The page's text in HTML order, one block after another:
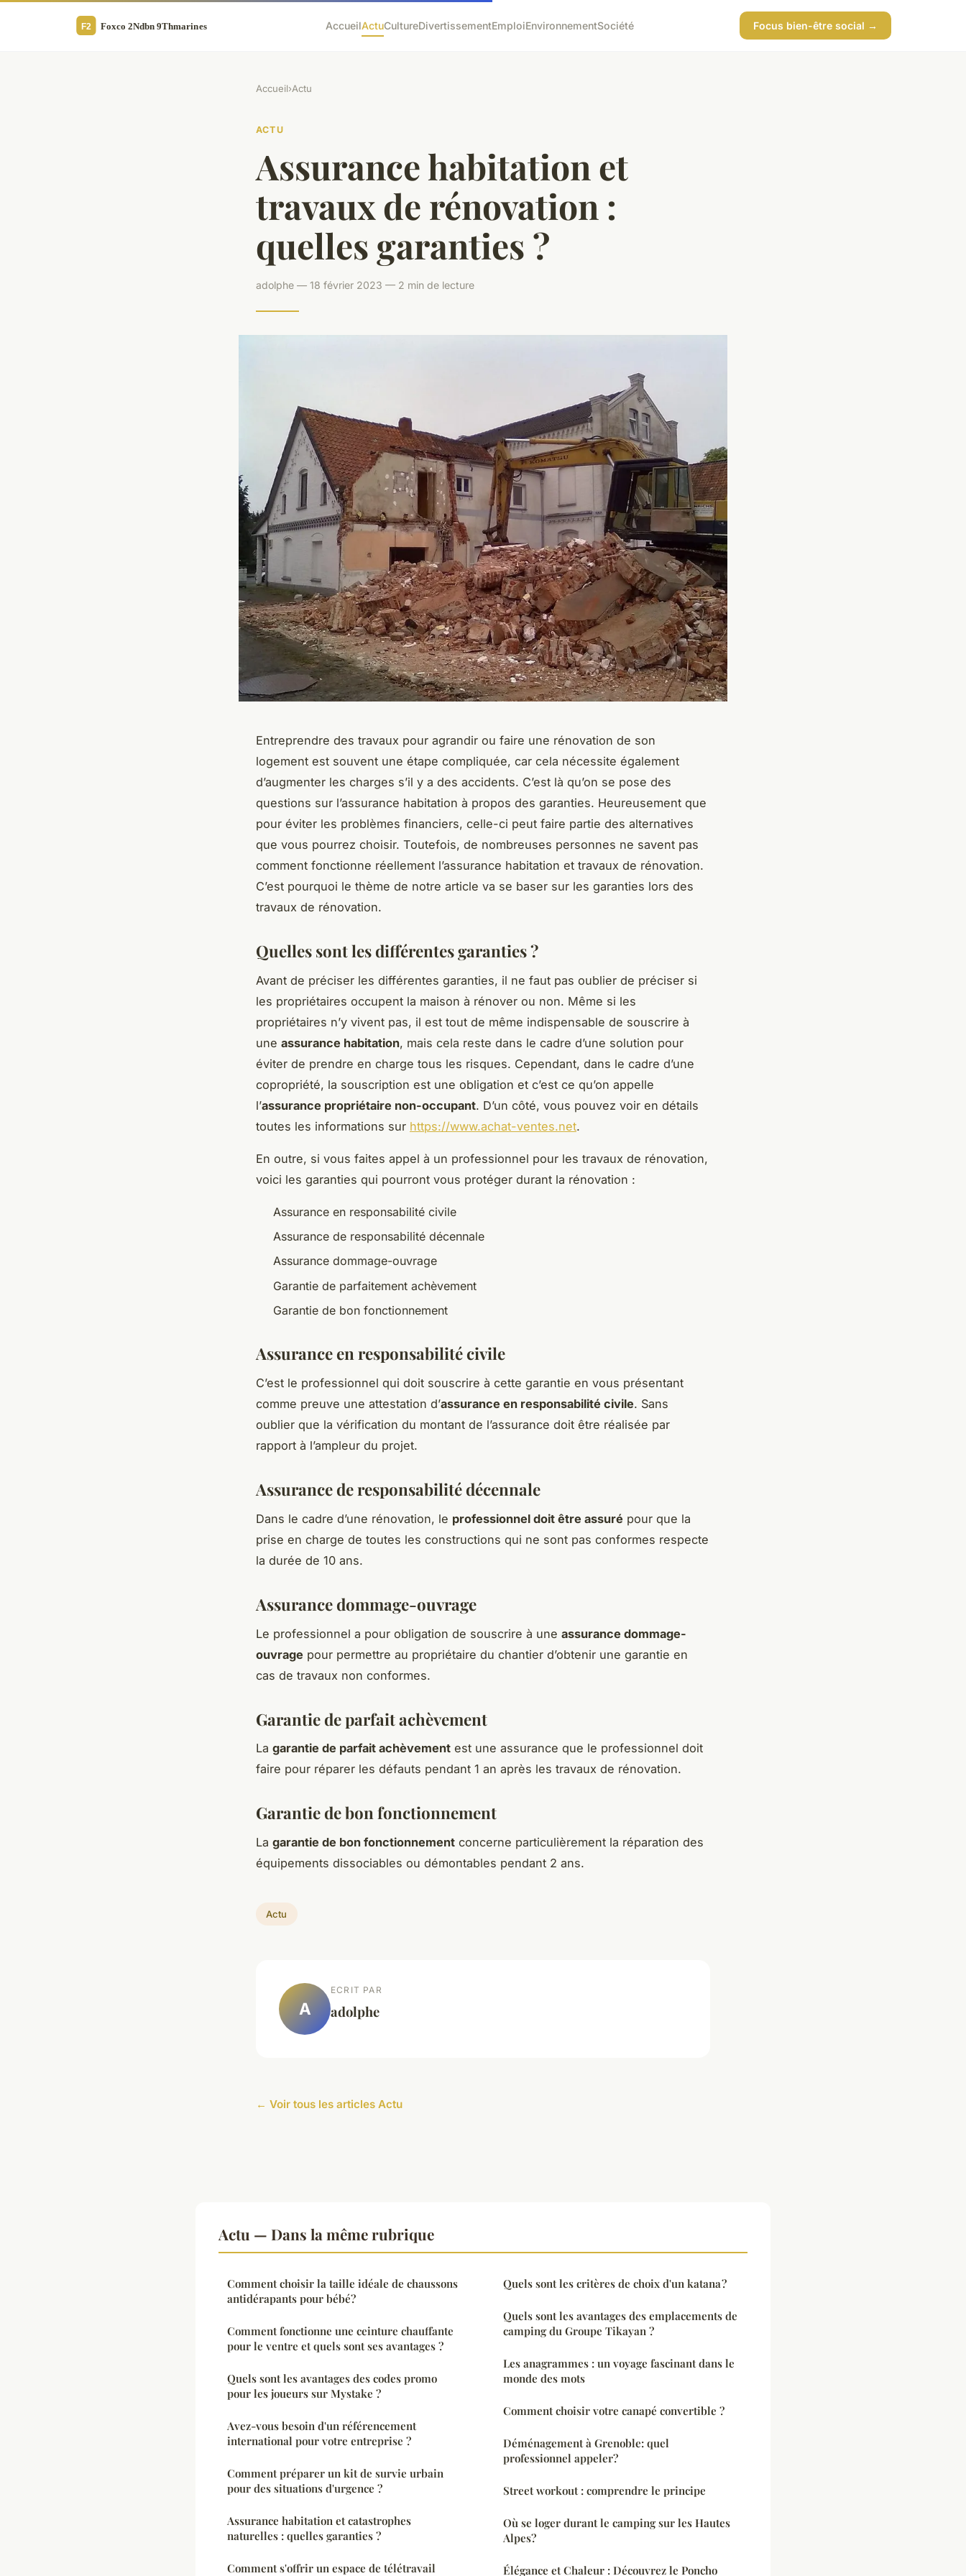
AccueilActuCultureDivertissementEmploiEnvironnementSociété Focus bien-être social →
Accueil›Actu
ACTU
Assurance habitation et
travaux de rénovation :
quelles garanties ?
adolphe — 18 février 2023 — 2 min de lecture
Entreprendre des travaux pour agrandir ou faire une rénovation de son
logement est souvent une étape compliquée, car cela nécessite également
d’augmenter les charges s’il y a des accidents. C’est là qu’on se pose des
questions sur l’assurance habitation à propos des garanties. Heureusement que
pour éviter les problèmes financiers, celle-ci peut faire partie des alternatives
que vous pourrez choisir. Toutefois, de nombreuses personnes ne savent pas
comment fonctionne réellement l’assurance habitation et travaux de rénovation.
C’est pourquoi le thème de notre article va se baser sur les garanties lors des
travaux de rénovation.
Quelles sont les différentes garanties ?
Avant de préciser les différentes garanties, il ne faut pas oublier de préciser si
les propriétaires occupent la maison à rénover ou non. Même si les
propriétaires n’y vivent pas, il est tout de même indispensable de souscrire à
une assurance habitation, mais cela reste dans le cadre d’une solution pour
éviter de prendre en charge tous les risques. Cependant, dans le cadre d’une
copropriété, la souscription est une obligation et c’est ce qu’on appelle
l’assurance propriétaire non-occupant. D’un côté, vous pouvez voir en détails
toutes les informations sur https://www.achat-ventes.net.
En outre, si vous faites appel à un professionnel pour les travaux de rénovation,
voici les garanties qui pourront vous protéger durant la rénovation :
Assurance en responsabilité civile
Assurance de responsabilité décennale
Assurance dommage-ouvrage
Garantie de parfaitement achèvement
Garantie de bon fonctionnement
Assurance en responsabilité civile
C’est le professionnel qui doit souscrire à cette garantie en vous présentant
comme preuve une attestation d’assurance en responsabilité civile. Sans
oublier que la vérification du montant de l’assurance doit être réalisée par
rapport à l’ampleur du projet.
Assurance de responsabilité décennale
Dans le cadre d’une rénovation, le professionnel doit être assuré pour que la
prise en charge de toutes les constructions qui ne sont pas conformes respecte
la durée de 10 ans.
Assurance dommage-ouvrage
Le professionnel a pour obligation de souscrire à une assurance dommage-
ouvrage pour permettre au propriétaire du chantier d’obtenir une garantie en
cas de travaux non conformes.
Garantie de parfait achèvement
La garantie de parfait achèvement est une assurance que le professionnel doit
faire pour réparer les défauts pendant 1 an après les travaux de rénovation.
Garantie de bon fonctionnement
La garantie de bon fonctionnement concerne particulièrement la réparation des
équipements dissociables ou démontables pendant 2 ans.
Actu
A
ECRIT PAR
adolphe
← Voir tous les articles Actu
Actu — Dans la même rubrique
Comment choisir la taille idéale de chaussons
antidérapants pour bébé?
Comment fonctionne une ceinture chauffante
pour le ventre et quels sont ses avantages ?
Quels sont les avantages des codes promo
pour les joueurs sur Mystake ?
Avez-vous besoin d'un référencement
international pour votre entreprise ?
Comment préparer un kit de survie urbain
pour des situations d'urgence ?
Assurance habitation et catastrophes
naturelles : quelles garanties ?
Comment s'offrir un espace de télétravail
Quels sont les critères de choix d'un katana ?
Quels sont les avantages des emplacements de
camping du Groupe Tikayan ?
Les anagrammes : un voyage fascinant dans le
monde des mots
Comment choisir votre canapé convertible ?
Déménagement à Grenoble: quel
professionnel appeler?
Street workout : comprendre le principe
Où se loger durant le camping sur les Hautes
Alpes?
Élégance et Chaleur : Découvrez le Poncho